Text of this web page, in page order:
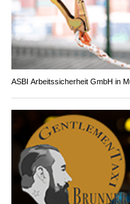
ASBI Arbeitssicherheit GmbH in